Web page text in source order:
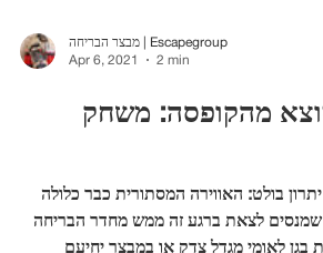
מבצר הבריחה | Escapegroup
Apr 6, 2021
2 min
מהקופסה: משחק
בולט: האווירה המסתורית כבר כלולה
לצאת ברגע זה ממש מחדר הבריחה
בגן לאומי מגדל צדק או במבצר יחיעם